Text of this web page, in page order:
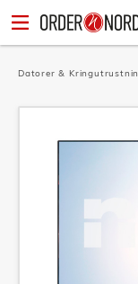
Datorer &